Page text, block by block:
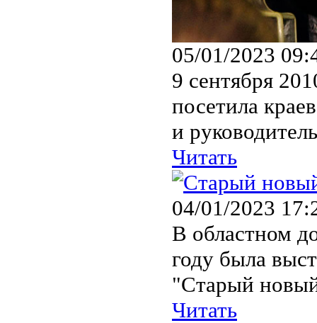
05/01/2023
9 сентября
посетила
и
Читать
04/01/2023
В областном
году была
"Старый
Читать